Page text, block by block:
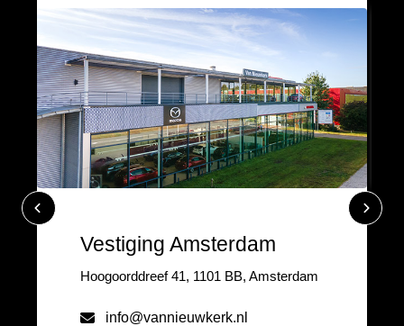
Vestiging Amsterdam
Hoogoorddreef 41, 1101 BB, Amsterdam
info@vannieuwkerk.nl